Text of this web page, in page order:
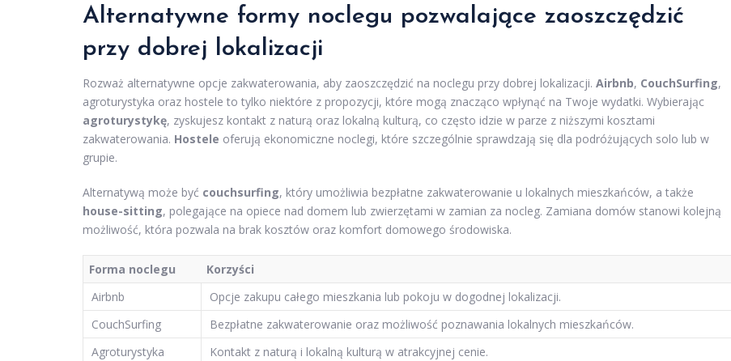
Alternatywne formy noclegu pozwalające zaoszczędzić
przy dobrej lokalizacji
Rozważ alternatywne opcje zakwaterowania, aby zaoszczędzić na noclegu przy dobrej lokalizacji. Airbnb, CouchSurfing,
agroturystyka oraz hostele to tylko niektóre z propozycji, które mogą znacząco wpłynąć na Twoje wydatki. Wybierając
agroturystykę, zyskujesz kontakt z naturą oraz lokalną kulturą, co często idzie w parze z niższymi kosztami
zakwaterowania. Hostele oferują ekonomiczne noclegi, które szczególnie sprawdzają się dla podróżujących solo lub w
grupie.
Alternatywą może być couchsurfing, który umożliwia bezpłatne zakwaterowanie u lokalnych mieszkańców, a także
house-sitting, polegające na opiece nad domem lub zwierzętami w zamian za nocleg. Zamiana domów stanowi kolejną
możliwość, która pozwala na brak kosztów oraz komfort domowego środowiska.
Forma noclegu
Korzyści
Airbnb
Opcje zakupu całego mieszkania lub pokoju w dogodnej lokalizacji.
CouchSurfing
Bezpłatne zakwaterowanie oraz możliwość poznawania lokalnych mieszkańców.
Agroturystyka
Kontakt z naturą i lokalną kulturą w atrakcyjnej cenie.